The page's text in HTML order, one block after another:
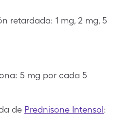
retardada: 1 mg, 2 mg, 5
5 mg por cada 5
de Prednisone Intensol: